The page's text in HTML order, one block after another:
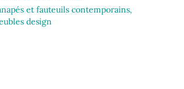
et fauteuils contemporains,
design